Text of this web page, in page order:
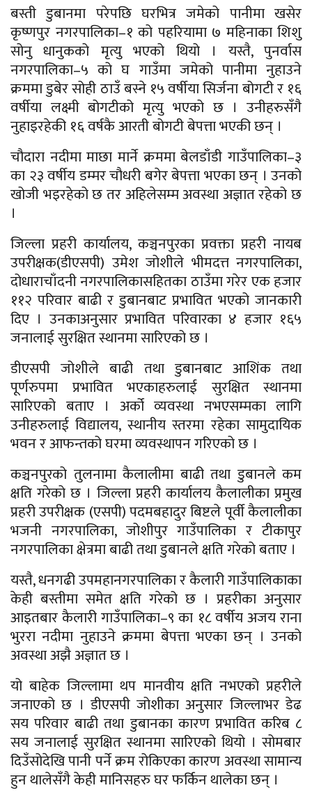
बस्ती डुबानमा परेपछि घरभित्र जमेको पानीमा खसेर
कृष्णपुर नगरपालिका–१ को पहरियामा ७ महिनाका शिशु
सोनु धानुकको मृत्यु भएको थियो । यस्तै, पुनर्वास
नगरपालिका–५ को घ गाउँमा जमेको पानीमा नुहाउने
क्रममा डुबेर सोही ठाउँ बस्ने १५ वर्षीया सिर्जना बोगटी र १६
वर्षीया लक्ष्मी बोगटीको मृत्यु भएको छ । उनीहरुसँगै
नुहाइरहेकी १६ वर्षकै आरती बोगटी बेपत्ता भएकी छन् ।
चौदारा नदीमा माछा मार्ने क्रममा बेलडाँडी गाउँपालिका–३
का २३ वर्षीय डम्मर चौधरी बगेर बेपत्ता भएका छन् । उनको
खोजी भइरहेको छ तर अहिलेसम्म अवस्था अज्ञात रहेको छ
।
जिल्ला प्रहरी कार्यालय, कञ्चनपुरका प्रवक्ता प्रहरी नायब
उपरीक्षक(डीएसपी) उमेश जोशीले भीमदत्त नगरपालिका,
दोधाराचाँदनी नगरपालिकासहितका ठाउँमा गरेर एक हजार
११२ परिवार बाढी र डुबानबाट प्रभावित भएको जानकारी
दिए । उनकाअनुसार प्रभावित परिवारका ४ हजार १६५
जनालाई सुरक्षित स्थानमा सारिएको छ ।
डीएसपी जोशीले बाढी तथा डुबानबाट आशिंक तथा
पूर्णरुपमा प्रभावित भएकाहरुलाई सुरक्षित स्थानमा
सारिएको बताए । अर्को व्यवस्था नभएसम्मका लागि
उनीहरुलाई विद्यालय, स्थानीय स्तरमा रहेका सामुदायिक
भवन र आफन्तको घरमा व्यवस्थापन गरिएको छ ।
कञ्चनपुरको तुलनामा कैलालीमा बाढी तथा डुबानले कम
क्षति गरेको छ । जिल्ला प्रहरी कार्यालय कैलालीका प्रमुख
प्रहरी उपरीक्षक (एसपी) पदमबहादुर बिष्टले पूर्वी कैलालीका
भजनी नगरपालिका, जोशीपुर गाउँपालिका र टीकापुर
नगरपालिका क्षेत्रमा बाढी तथा डुबानले क्षति गरेको बताए ।
यस्तै, धनगढी उपमहानगरपालिका र कैलारी गाउँपालिकाका
केही बस्तीमा समेत क्षति गरेको छ । प्रहरीका अनुसार
आइतबार कैलारी गाउँपालिका–९ का १८ वर्षीय अजय राना
भुररा नदीमा नुहाउने क्रममा बेपत्ता भएका छन् । उनको
अवस्था अझै अज्ञात छ ।
यो बाहेक जिल्लामा थप मानवीय क्षति नभएको प्रहरीले
जनाएको छ । डीएसपी जोशीका अनुसार जिल्लाभर डेढ
सय परिवार बाढी तथा डुबानका कारण प्रभावित करिब ८
सय जनालाई सुरक्षित स्थानमा सारिएको थियो । सोमबार
दिउँसोदेखि पानी पर्ने क्रम रोकिएका कारण अवस्था सामान्य
हुन थालेसँगै केही मानिसहरु घर फर्किन थालेका छन् ।